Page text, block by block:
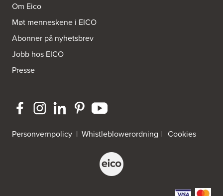
Om Eico
Møt menneskene i EICO
Abonner på nyhetsbrev
Jobb hos EICO
Presse
Personvernpolicy | Whistleblowerordning | Cookies